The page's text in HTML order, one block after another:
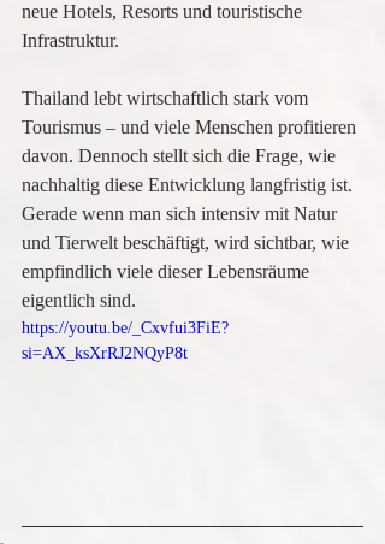
neue Hotels, Resorts und touristische
Infrastruktur.
Thailand lebt wirtschaftlich stark vom
Tourismus – und viele Menschen profitieren
davon. Dennoch stellt sich die Frage, wie
nachhaltig diese Entwicklung langfristig ist.
Gerade wenn man sich intensiv mit Natur
und Tierwelt beschäftigt, wird sichtbar, wie
empfindlich viele dieser Lebensräume
eigentlich sind.
https://youtu.be/_Cxvfui3FiE?
si=AX_ksXrRJ2NQyP8t